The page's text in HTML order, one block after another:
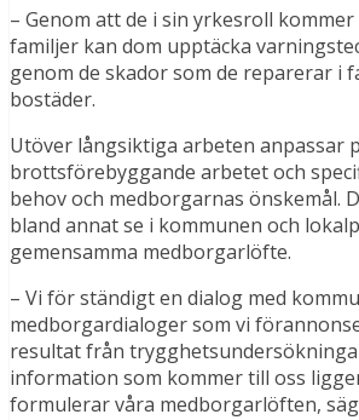
– Genom att de i sin yrkesroll
familjer kan dom upptäcka
genom de skador som de reparerar i
bostäder.
Utöver långsiktiga arbeten anpassar
brottsförebyggande arbetet och
behov och medborgarnas önskemål.
bland annat se i kommunen och
gemensamma medborgarlöfte.
– Vi för ständigt en dialog med
medborgardialoger som vi
resultat från
information som kommer till oss
formulerar våra medborgarlöften,